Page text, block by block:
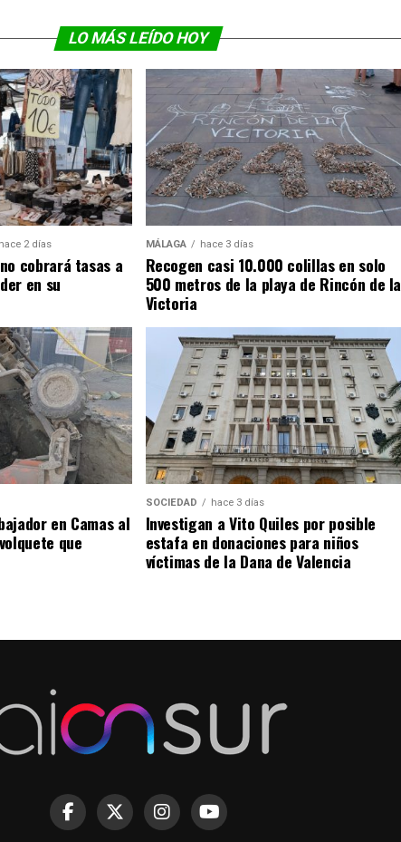
LO MÁS LEÍDO HOY
hace 2 días
cobrará tasas a
en su
MÁLAGA hace 3 días
Recogen casi 10.000 colillas en solo
500 metros de la playa de Rincón de la
Victoria
en Camas al
que
SOCIEDAD hace 3 días
Investigan a Vito Quiles por posible
estafa en donaciones para niños
víctimas de la Dana de Valencia